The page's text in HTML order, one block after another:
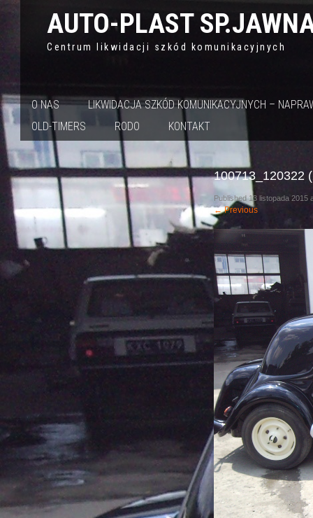
AUTO-PLAST
Centrum likwidacji szkód komunikacyjnych
O NAS
LIKWIDACJA SZKÓD KOMUNIKACYJNYCH –
OLD-TIMERS
RODO KONTAKT
100713_120322
Published13 listopada 2015
←Previous